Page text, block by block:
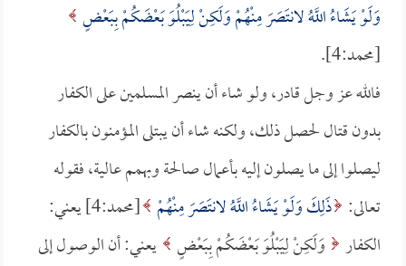
وَلَوْ يَشَاءُ اللَّهُ لانتَصَرَ مِنْهُمْ وَلَكِنْ لِيَبْلُوَ بَعْضَكُمْ بِبَعْضٍ
[محمد:4].
فالله عز وجل قادر، ولو شاء أن ينصر المسلمين على الكفار
بدون قتال لحصل ذلك، ولكنه شاء أن يبتلى المؤمنون بالكفار
ليصلوا إلى ما يصلون إليه بأعمال صالحة وبهمم عالية، فقوله
تعالى: ذَلِكَ وَلَوْ يَشَاءُ اللَّهُ لانتَصَرَ مِنْهُمْ
[محمد:4] يعني:
الكفار وَلَكِنْ لِيَبْلُوَ بَعْضَكُمْ بِبَعْضٍ يعني: أن الوصول إلى